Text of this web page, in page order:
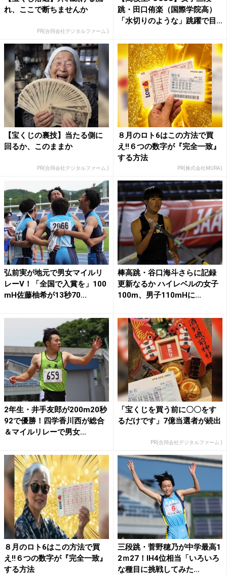
れ、ここで断ちませんか
PR(合同会社デジタルファーム )
跳・田口侑楽（国際学院高）
「水切りのような」跳躍で目...
【宝くじの裏技】当たる側に
回るか、このままか
PR(合同会社デジタルファーム )
８月のロト6はこの方法で買
え!!６つの数字が『完全一致』
する方法
PR(株式会社MURA)
弘前実が地元で男女マイルリ
レーV！「全国で入賞を」100
mH佐藤柚希が13秒70...
棒高跳・谷口海斗さらに記録
更新なるか ハイレベルの女子
100m、男子110mHに...
2年生・井手友郎が200m20秒
92で優勝！四学香川西が総合
＆マイルリレーで男女...
「宝くじを買う前に〇〇をす
るだけです」7億当選者が続出
PR(合同会社デジタルファーム )
８月のロト6はこの方法で買
え!!６つの数字が『完全一致』
する方法
三段跳・菅野穂乃が中学最高1
2ｍ27！IH4位相当「いろいろ
な種目に挑戦してみた...